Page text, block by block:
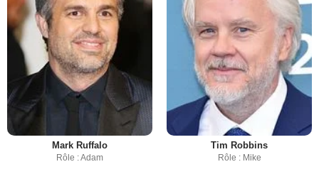
Mark Ruffalo
Rôle : Adam
Tim Robbins
Rôle : Mike